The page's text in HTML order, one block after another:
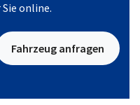
online.
Fahrzeug anfragen